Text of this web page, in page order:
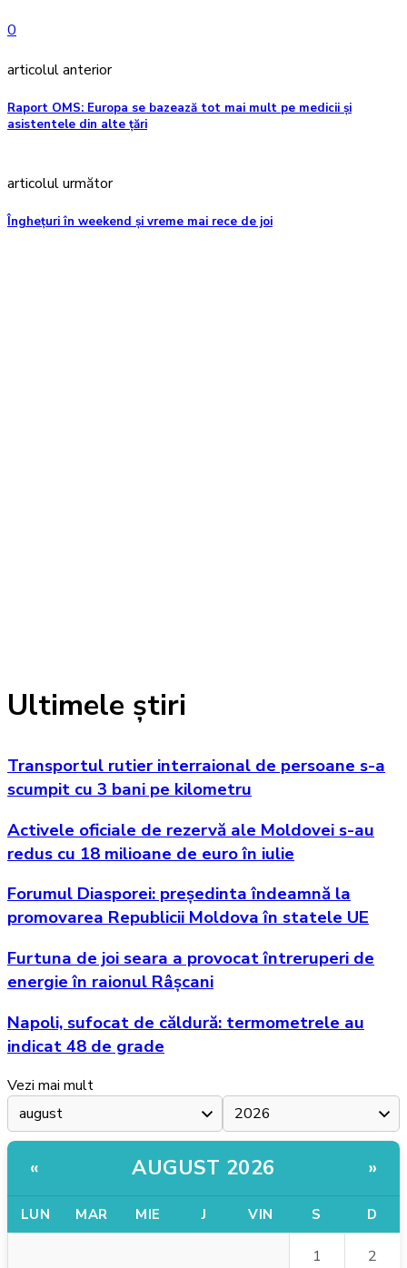
0
articolul anterior
Raport OMS: Europa se bazează tot mai mult pe medicii și
asistentele din alte țări
articolul următor
Înghețuri în weekend și vreme mai rece de joi
Ultimele știri
Transportul rutier interraional de persoane s-a
scumpit cu 3 bani pe kilometru
Activele oficiale de rezervă ale Moldovei s-au
redus cu 18 milioane de euro în iulie
Forumul Diasporei: președinta îndeamnă la
promovarea Republicii Moldova în statele UE
Furtuna de joi seara a provocat întreruperi de
energie în raionul Râșcani
Napoli, sufocat de căldură: termometrele au
indicat 48 de grade
Vezi mai mult
« AUGUST 2026 »
LUN MAR MIE J VIN S D
1 2